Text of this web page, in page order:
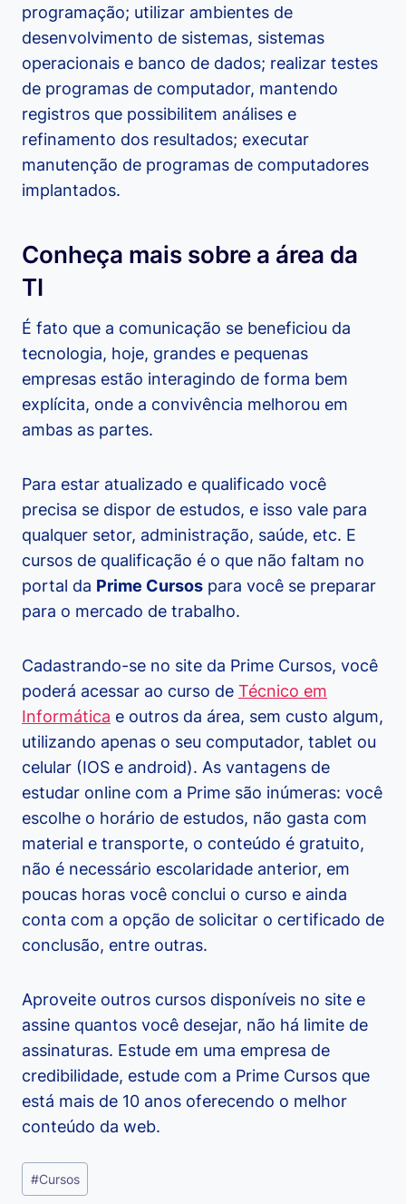
programação; utilizar ambientes de
desenvolvimento de sistemas, sistemas
operacionais e banco de dados; realizar testes
de programas de computador, mantendo
registros que possibilitem análises e
refinamento dos resultados; executar
manutenção de programas de computadores
implantados.
Conheça mais sobre a área da
TI
É fato que a comunicação se beneficiou da
tecnologia, hoje, grandes e pequenas
empresas estão interagindo de forma bem
explícita, onde a convivência melhorou em
ambas as partes.
Para estar atualizado e qualificado você
precisa se dispor de estudos, e isso vale para
qualquer setor, administração, saúde, etc. E
cursos de qualificação é o que não faltam no
portal da Prime Cursos para você se preparar
para o mercado de trabalho.
Cadastrando-se no site da Prime Cursos, você
poderá acessar ao curso de Técnico em
Informática e outros da área, sem custo algum,
utilizando apenas o seu computador, tablet ou
celular (IOS e android). As vantagens de
estudar online com a Prime são inúmeras: você
escolhe o horário de estudos, não gasta com
material e transporte, o conteúdo é gratuito,
não é necessário escolaridade anterior, em
poucas horas você conclui o curso e ainda
conta com a opção de solicitar o certificado de
conclusão, entre outras.
Aproveite outros cursos disponíveis no site e
assine quantos você desejar, não há limite de
assinaturas. Estude em uma empresa de
credibilidade, estude com a Prime Cursos que
está mais de 10 anos oferecendo o melhor
conteúdo da web.
Tags
do
#Cursos